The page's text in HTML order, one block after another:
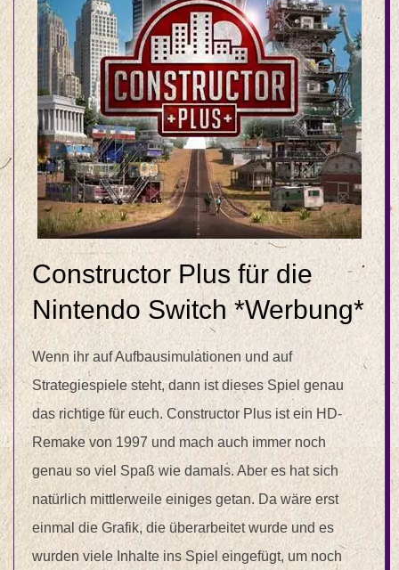
Constructor Plus für die
Nintendo Switch *Werbung*
Wenn ihr auf Aufbausimulationen und auf
Strategiespiele steht, dann ist dieses Spiel genau
das richtige für euch. Constructor Plus ist ein HD-
Remake von 1997 und mach auch immer noch
genau so viel Spaß wie damals. Aber es hat sich
natürlich mittlerweile einiges getan. Da wäre erst
einmal die Grafik, die überarbeitet wurde und es
wurden viele Inhalte ins Spiel eingefügt, um noch